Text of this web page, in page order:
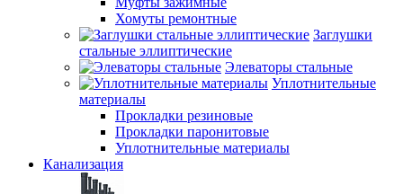
Хомуты ремонтные
Заглушки
стальные эллиптические
Элеваторы стальные
Уплотнительные
материалы
Прокладки резиновые
Прокладки паронитовые
Уплотнительные материалы
Канализация